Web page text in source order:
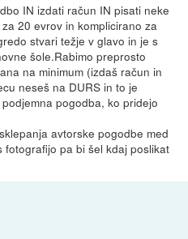
IN izdati račun IN pisati neke
20 evrov in komplicirano za
stvari težje v glavo in je s
šole.Rabimo preprosto
na minimum (izdaš račun in
neseš na DURS in to je
pogodba, ko pridejo
avtorske pogodbe med
fotografijo pa bi šel kdaj poslikat